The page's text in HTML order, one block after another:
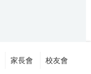
家長會
校友會